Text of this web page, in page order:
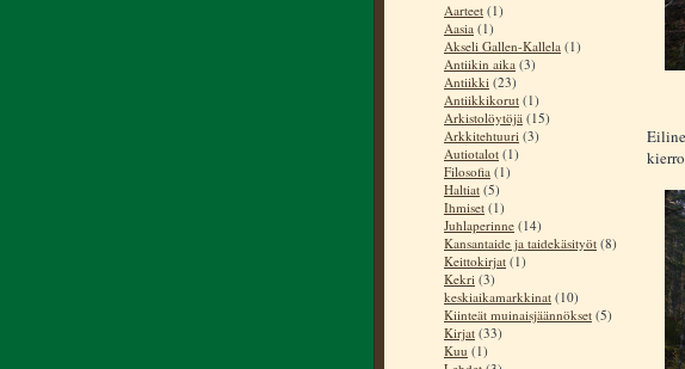
Aarteet (1)
Aasia (1)
Akseli Gallen-Kallela (1)
Antiikin aika (3)
Antiikki (23)
Antiikkikorut (1)
Arkistolöytöjä (15)
Arkkitehtuuri (3)
Autiotalot (1)
Filosofia (1)
Haltiat (5)
Ihmiset (1)
Juhlaperinne (14)
Kansantaide ja taidekäsityöt (8)
Keittokirjat (1)
Kekri (3)
keskiaikamarkkinat (10)
Kiinteät muinaisjäännökset (5)
Kirjat (33)
Kuu (1)